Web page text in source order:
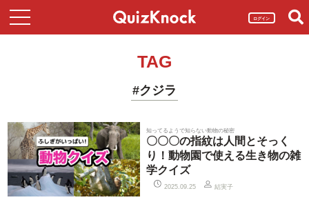
ログイン
TAG
#クジラ
知ってるようで知らない動物の秘密
〇〇〇の指紋は人間とそっく
り！動物園で使える生き物の雑
学クイズ
2025.09.25 結実子